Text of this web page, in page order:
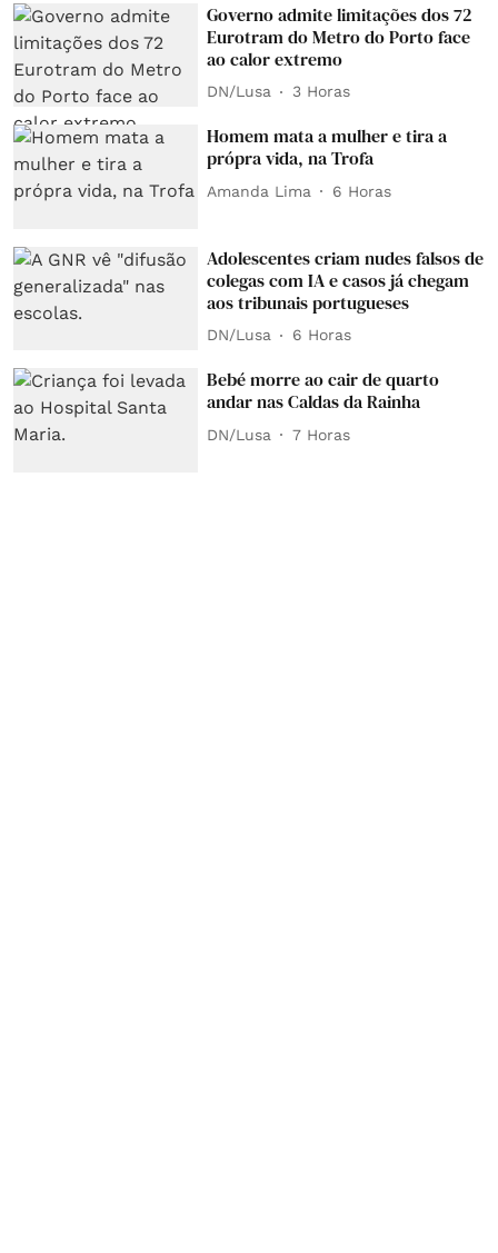
Governo admite limitações dos 72
Eurotram do Metro do Porto face
ao calor extremo
DN/Lusa 3 Horas
Homem mata a mulher e tira a
própra vida, na Trofa
Amanda Lima 6 Horas
Adolescentes criam nudes falsos de
colegas com IA e casos já chegam
aos tribunais portugueses
DN/Lusa 6 Horas
Bebé morre ao cair de quarto
andar nas Caldas da Rainha
DN/Lusa 7 Horas